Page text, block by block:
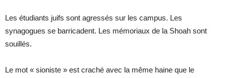
Les étudiants juifs sont agressés sur les campus. Les
synagogues se barricadent. Les mémoriaux de la Shoah sont
souillés.
Le mot « sioniste » est craché avec la même haine que le